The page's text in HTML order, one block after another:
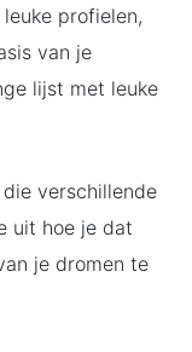
profielen,
van je
lijst met leuke
verschillende
uit hoe je dat
je dromen te